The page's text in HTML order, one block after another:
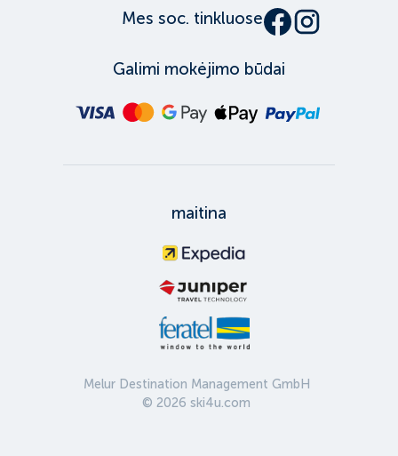
Mes soc. tinkluose
Galimi mokėjimo būdai
Melur Destination Management GmbH
© 2026 ski4u.com
maitina